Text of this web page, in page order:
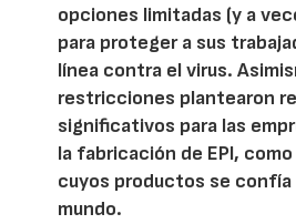
opciones limitadas (y a
para proteger a sus
línea contra el virus.
restricciones plantearon
significativos para las
la fabricación de EPI,
cuyos productos se
mundo.